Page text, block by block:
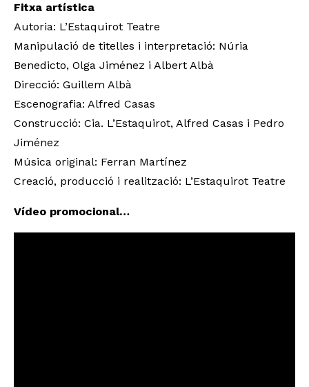
Fitxa artística
Autoria: L’Estaquirot Teatre
Manipulació de titelles i interpretació: Núria
Benedicto, Olga Jiménez i Albert Albà
Direcció: Guillem Albà
Escenografia: Alfred Casas
Construcció: Cia. L’Estaquirot, Alfred Casas i Pedro
Jiménez
Música original: Ferran Martínez
Creació, producció i realització: L’Estaquirot Teatre
Vídeo promocional…